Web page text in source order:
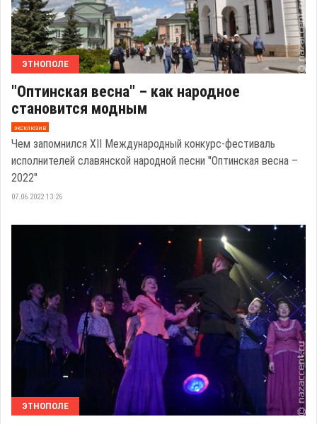
ЭТНОПОЛЕ
"Оптинская весна" – как народное
становится модным
эксклюзив
Чем запомнился XII Международный конкурс-фестиваль
исполнителей славянской народной песни "Оптинская весна –
2022"
07.06.2022 13:26
ЭТНОПОЛЕ